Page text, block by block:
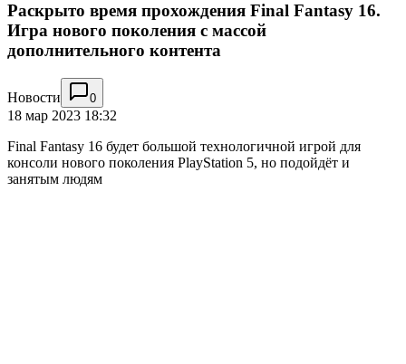
Раскрыто время прохождения Final Fantasy 16.
Игра нового поколения с массой
дополнительного контента
Новости 0
18 мар 2023 18:32
Final Fantasy 16 будет большой технологичной игрой для
консоли нового поколения PlayStation 5, но подойдёт и
занятым людям